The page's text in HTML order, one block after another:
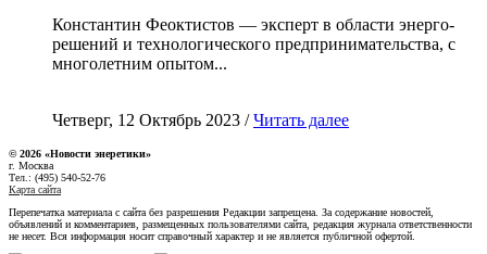
Константин Феоктистов — эксперт в области энерго-
решений и технологического предпринимательства, с
многолетним опытом...
Четверг, 12 Октябрь 2023 /Читать далее
© 2026 «Новости энеретики»
г. Москва
Тел.: (495) 540-52-76
Карта сайта
Перепечатка материала с сайта без разрешения Редакции запрещена. За содержание новостей,
объявлений и комментариев, размещенных пользователями сайта, редакция журнала ответственности
не несет. Вся информация носит справочный характер и не является публичной офертой.